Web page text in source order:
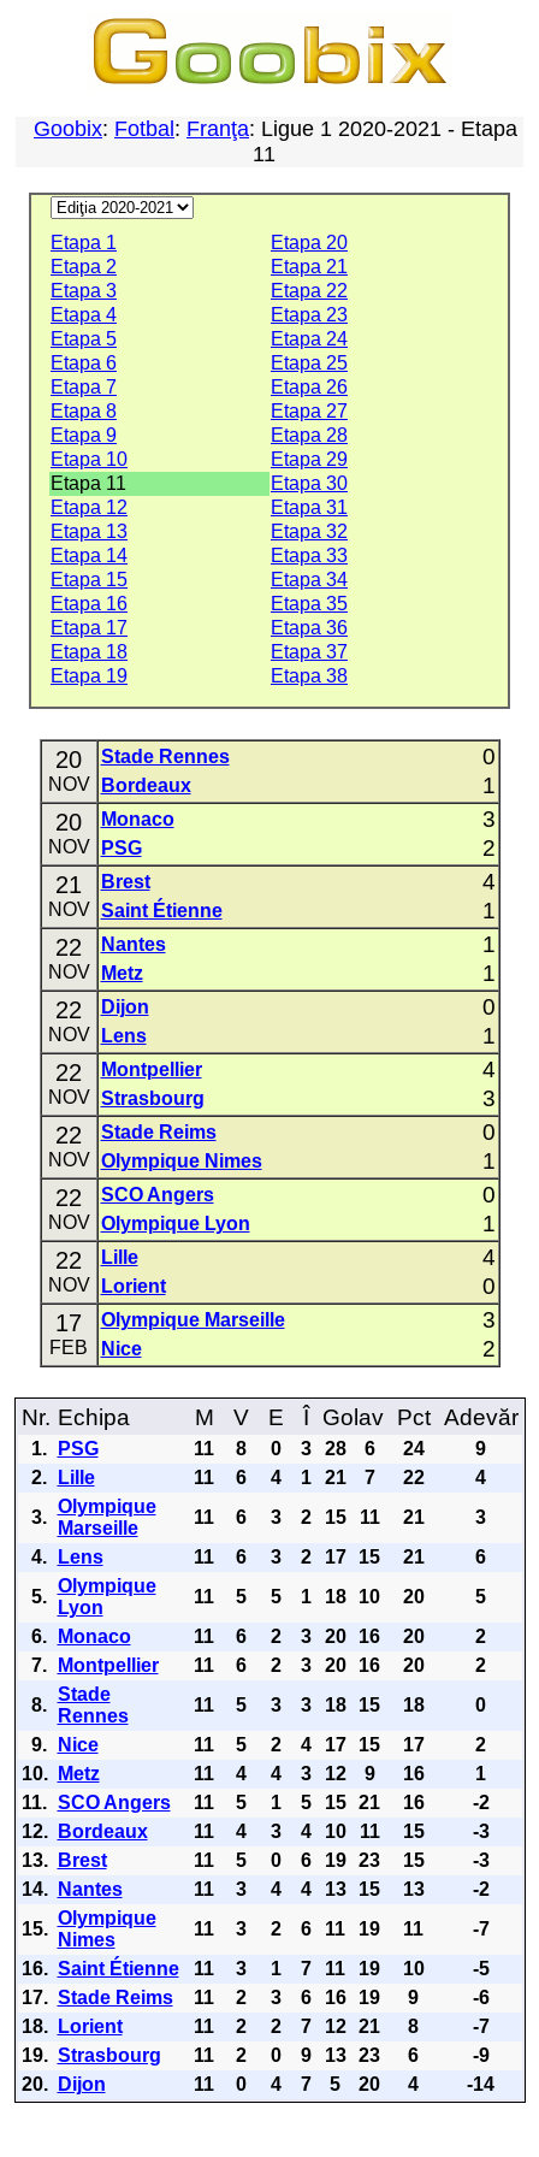
Goobix: Fotbal : Franţa: Ligue 1 2020-2021 - Etapa
11
Etapa 1
Etapa 20
Etapa 2
Etapa 21
Etapa 3
Etapa 22
Etapa 4
Etapa 23
Etapa 5
Etapa 24
Etapa 6
Etapa 25
Etapa 7
Etapa 26
Etapa 8
Etapa 27
Etapa 9
Etapa 28
Etapa 10
Etapa 29
Etapa 11
Etapa 30
Etapa 12
Etapa 31
Etapa 13
Etapa 32
Etapa 14
Etapa 33
Etapa 15
Etapa 34
Etapa 16
Etapa 35
Etapa 17
Etapa 36
Etapa 18
Etapa 37
Etapa 19
Etapa 38
20
NOV
Stade Rennes 0
Bordeaux 1
20
NOV
Monaco 3
PSG 2
21
NOV
Brest 4
Saint Étienne 1
22
NOV
Nantes 1
Metz 1
22
NOV
Dijon 0
Lens 1
22
NOV
Montpellier 4
Strasbourg 3
22
NOV
Stade Reims 0
Olympique Nimes 1
22
NOV
SCO Angers 0
Olympique Lyon 1
22
NOV
Lille 4
Lorient 0
17
FEB
Olympique Marseille 3
Nice 2
Nr. Echipa M V E Î Golav Pct Adevăr
1. PSG 11 8 0 3 28 6 24
9
2.
Lille 11 6 4 1 21 7 22
4
3.
Olympique
Marseille
11 6 3 2 15 11 21
3
4.
Lens 11 6 3 2 17 15 21
6
5.
Olympique
Lyon
11 5 5 1 18 10 20
5
6.
Monaco 11 6 2 3 20 16 20
2
7.
Montpellier 11 6 2 3 20 16 20
2
8.
Stade
Rennes
11 5 3 3 18 15 18
0
9.
Nice 11 5 2 4 17 15 17
2
10.
Metz 11 4 4 3 12 9 16
1
11. SCO Angers 11 5 1 5 15 21 16
-2
12.
Bordeaux 11 4 3 4 10 11 15
-3
13.
Brest 11 5 0 6 19 23 15
-3
14.
Nantes 11 3 4 4 13 15 13
-2
15.
Olympique
Nimes
11 3 2 6 11 19 11
-7
16. Saint Étienne 11 3 1 7 11 19 10
-5
17. Stade Reims 11 2 3 6 16 19 9
-6
18.
Lorient 11 2 2 7 12 21 8
-7
19. Strasbourg 11 2 0 9 13 23 6
-9
20.
Dijon 11 0 4 7 5 20 4 -14